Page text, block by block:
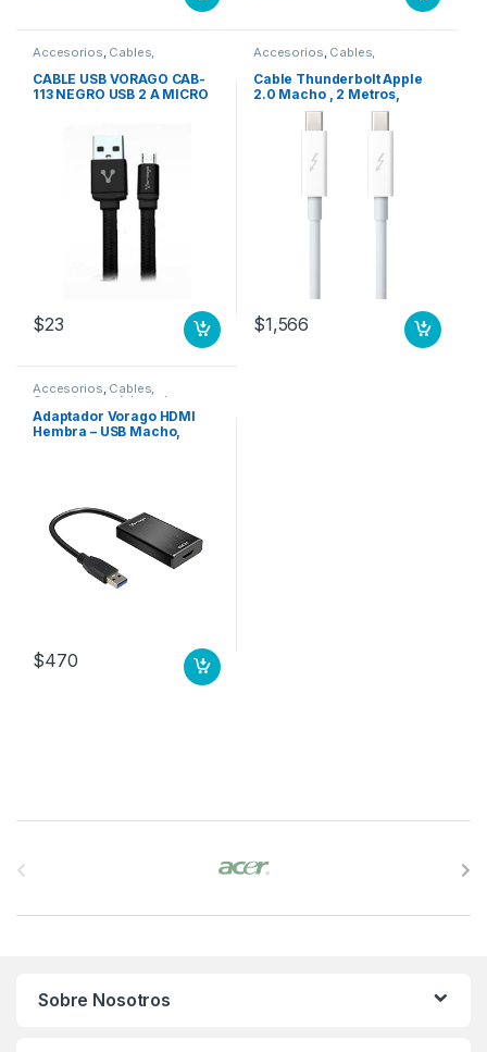
Accesorios, Cables,
Conectores y Adaptadores
CABLE USB VORAGO CAB-
113 NEGRO USB 2 A MICRO
$23
Accesorios, Cables,
Conectores y Adaptadores
Cable Thunderbolt Apple
2.0 Macho , 2 Metros,
Blanco .
$1,566
Accesorios, Cables,
Conectores y Adaptadores
Adaptador Vorago HDMI
Hembra – USB Macho,
$470
Sobre Nosotros